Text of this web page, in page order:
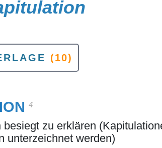
(10)
4
zu erklären
unterzeichnet werden)